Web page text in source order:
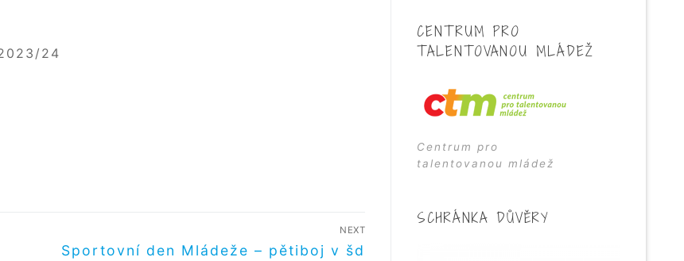
24
NEXT
Další
Sportovní den Mládeže – pětiboj v šd
CENTRUM PRO
TALENTOVANOU MLÁDEŽ
Centrum pro
talentovanou mládež
SCHRÁNKA DŮVĚRY